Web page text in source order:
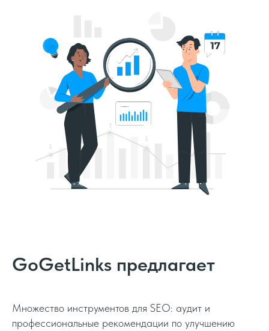
GoGetLinks предлагает
Множество инструментов для SEO: аудит и
профессиональные рекомендации по улучшению